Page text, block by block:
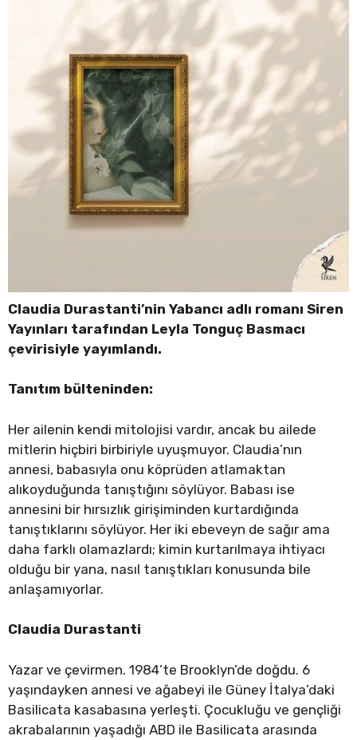
Claudia Durastanti’nin Yabancı adlı romanı Siren
Yayınları tarafından Leyla Tonguç Basmacı
çevirisiyle yayımlandı.
Tanıtım bülteninden:
Her ailenin kendi mitolojisi vardır, ancak bu ailede
mitlerin hiçbiri birbiriyle uyuşmuyor. Claudia’nın
annesi, babasıyla onu köprüden atlamaktan
alıkoyduğunda tanıştığını söylüyor. Babası ise
annesini bir hırsızlık girişiminden kurtardığında
tanıştıklarını söylüyor. Her iki ebeveyn de sağır ama
daha farklı olamazlardı; kimin kurtarılmaya ihtiyacı
olduğu bir yana, nasıl tanıştıkları konusunda bile
anlaşamıyorlar.
Claudia Durastanti
Yazar ve çevirmen. 1984’te Brooklyn’de doğdu. 6
yaşındayken annesi ve ağabeyi ile Güney İtalya’daki
Basilicata kasabasına yerleşti. Çocukluğu ve gençliği
akrabalarının yaşadığı ABD ile Basilicata arasında